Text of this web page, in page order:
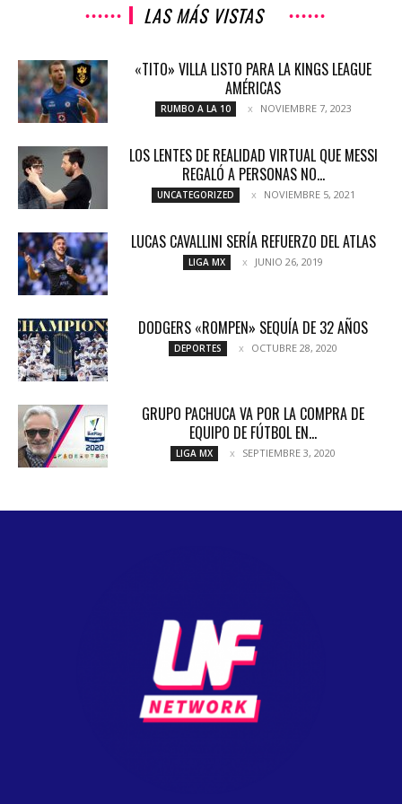
LAS MÁS VISTAS
«TITO» VILLA LISTO PARA LA KINGS LEAGUE
AMÉRICAS
RUMBO A LA 10 NOVIEMBRE 7, 2023
LOS LENTES DE REALIDAD VIRTUAL QUE MESSI
REGALÓ A PERSONAS NO...
UNCATEGORIZED NOVIEMBRE 5, 2021
LUCAS CAVALLINI SERÍA REFUERZO DEL ATLAS
LIGA MX JUNIO 26, 2019
DODGERS «ROMPEN» SEQUÍA DE 32 AÑOS
DEPORTES OCTUBRE 28, 2020
GRUPO PACHUCA VA POR LA COMPRA DE
EQUIPO DE FÚTBOL EN...
LIGA MX SEPTIEMBRE 3, 2020